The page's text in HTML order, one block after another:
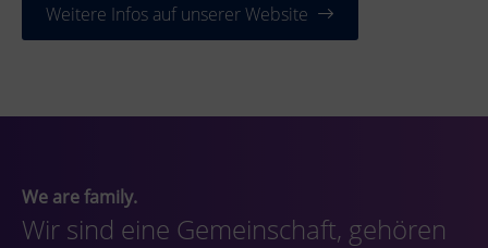
Weitere Infos auf unserer Website
We are family.
Wir sind eine Gemeinschaft, gehören